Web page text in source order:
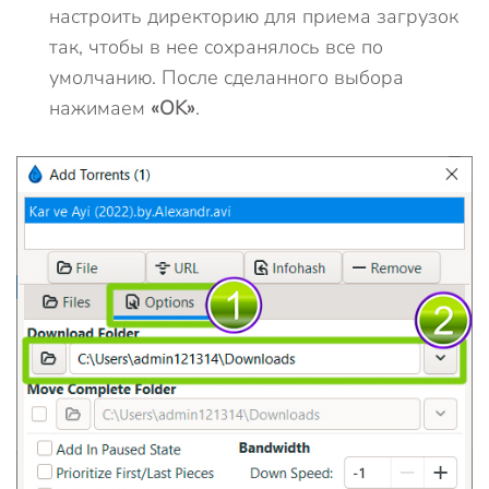
настроить директорию для приема загрузок
так, чтобы в нее сохранялось все по
умолчанию. После сделанного выбора
нажимаем «OK».